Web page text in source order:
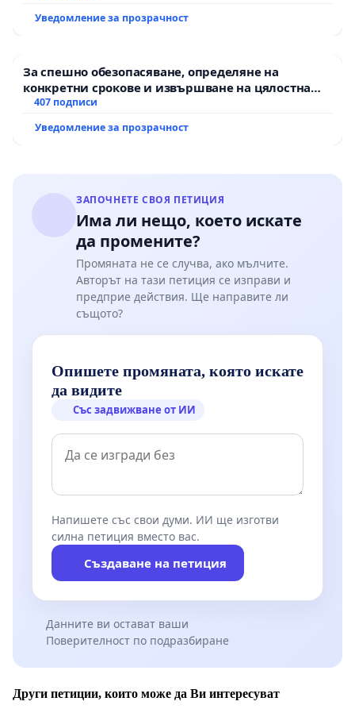
Уведомление за прозрачност
За спешно обезопасяване, определяне на
конкретни срокове и извършване на цялостна
рехабилитация на републиканския път между
Мирово - к.к. Момин проход
407 подписи
Уведомление за прозрачност
ЗАПОЧНЕТЕ СВОЯ ПЕТИЦИЯ
Има ли нещо, което искате
да промените?
Промяната не се случва, ако мълчите.
Авторът на тази петиция се изправи и
предприе действия. Ще направите ли
същото?
Опишете промяната, която искате
да видите
Със задвижване от ИИ
Напишете със свои думи. ИИ ще изготви
силна петиция вместо вас.
Създаване на петиция
Данните ви остават ваши
Поверителност по подразбиране
Други петиции, които може да Ви интересуват